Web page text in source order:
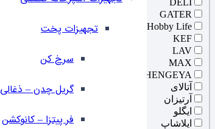
تجهیزات پخت
سرخ کن
گریل چدن – ذغالی
فر پیتزا – کانوکشن
DELI
GATER
Hobby Life
KEF
LAV
MAX
SHENGEYA
آتالای
آرتیزان
ایگلو
ایلاشاپ